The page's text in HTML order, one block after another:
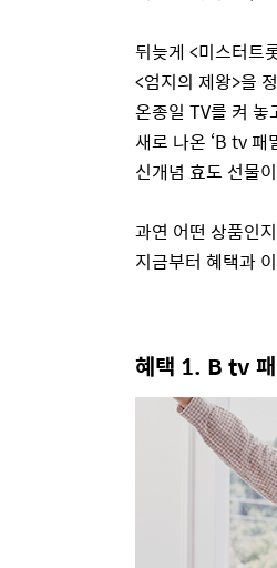
뒤늦게 <미스터트
<엄지의 제왕>을
온종일 TV를 켜
새로 나온 ‘B tv 패
신개념 효도 선물
과연 어떤 상품인
지금부터 혜택과
혜택 1. B tv